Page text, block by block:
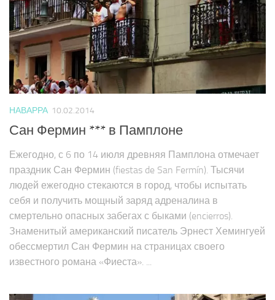
НАВАРРА 10.02.2014
Сан Фермин *** в Памплоне
Ежегодно, с 6 по 14 июля древняя Памплона отмечает
праздник Сан Фермин (fiestas de San Fermín). Тысячи
людей ежегодно стекаются в город, чтобы испытать
себя и получить мощный заряд адреналина в
смертельно опасных забегах с быками (encierros).
Знаменитый американский писатель Эрнест Хемингуей
обессмертил Сан Фермин на страницах своего
известного романа «Фиеста». ...